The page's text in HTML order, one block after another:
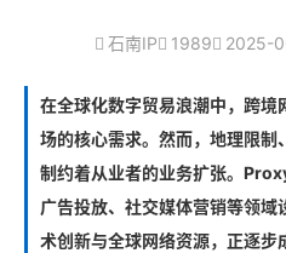
石南IP 1989 2025-
在全球化数字贸易浪潮中，跨
场的核心需求。然而，地理限
制约着从业者的业务扩张。
广告投放、社交媒体营销等领
术创新与全球网络资源，正逐